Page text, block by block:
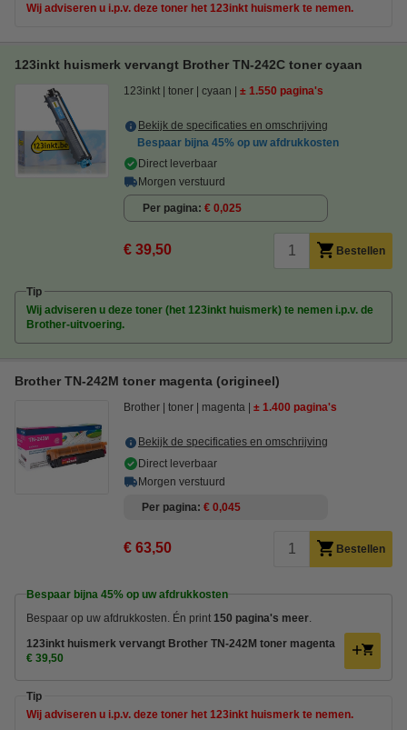
Wij adviseren u i.p.v. deze toner het 123inkt huismerk te nemen.
123inkt huismerk vervangt Brother TN-242C toner cyaan
123inkt toner cyaan ± 1.550 pagina's
Bekijk de specificaties en omschrijving
Bespaar bijna 45% op uw afdrukkosten
Direct leverbaar
Morgen verstuurd
Per pagina € 0,025
€ 39,50 Bestellen
Tip
Wij adviseren u deze toner (het 123inkt huismerk) te nemen i.p.v. de
Brother-uitvoering.
Brother TN-242M toner magenta (origineel)
Brother toner magenta ± 1.400 pagina's
Bekijk de specificaties en omschrijving
Direct leverbaar
Morgen verstuurd
Per pagina € 0,045
€ 63,50 Bestellen
Bespaar bijna 45% op uw afdrukkosten
Bespaar op uw afdrukkosten. Én print 150 pagina's meer
123inkt huismerk vervangt Brother TN-242M toner magenta
€ 39,50
Tip
Wij adviseren u i.p.v. deze toner het 123inkt huismerk te nemen.